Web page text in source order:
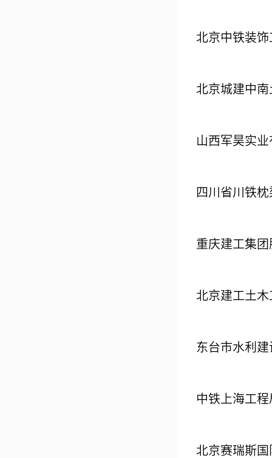
北京中铁装
北京城建中
山西军昊实
四川省川铁
重庆建工集
北京建工土
东台市水利
中铁上海工
北京赛瑞斯